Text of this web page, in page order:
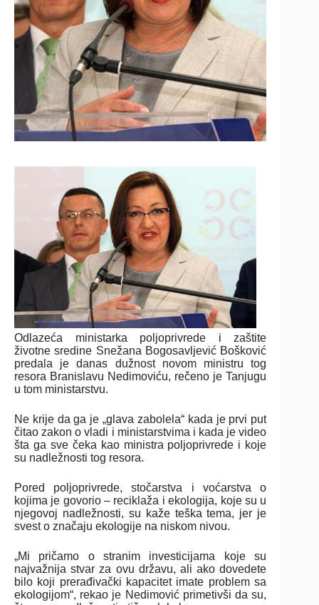
Odlazeća ministarka poljoprivrede i zaštite
životne sredine Snežana Bogosavljević Bošković
predala je danas dužnost novom ministru tog
resora Branislavu Nedimoviću, rečeno je Tanjugu
u tom ministarstvu.
Ne krije da ga je „glava zabolela“ kada je prvi put
čitao zakon o vladi i ministarstvima i kada je video
šta ga sve čeka kao ministra poljoprivrede i koje
su nadležnosti tog resora.
Pored poljoprivrede, stočarstva i voćarstva o
kojima je govorio – reciklaža i ekologija, koje su u
njegovoj nadležnosti, su kaže teška tema, jer je
svest o značaju ekologije na niskom nivou.
„Mi pričamo o stranim investicijama koje su
najvažnija stvar za ovu državu, ali ako dovedete
bilo koji prerađivački kapacitet imate problem sa
ekologijom“, rekao je Nedimović primetivši da su,